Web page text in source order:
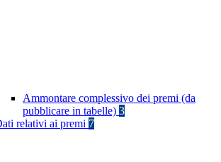
Ammontare complessivo dei premi (da
pubblicare in tabelle) 3
relativi ai premi 7